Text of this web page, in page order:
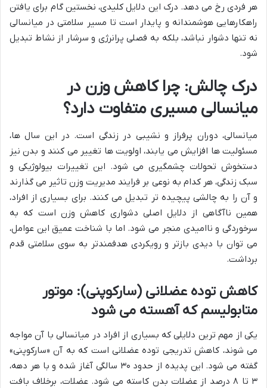
هر فردی رخ می دهد. درک این دلایل کلیدی، نخستین گام برای یافتن
راهکارهایی هوشمندانه و پایدار است تا مسیر سلامتی در میانسالی
نه تنها دشوار نباشد، بلکه به فصلی پرانرژی و سرشار از نشاط تبدیل
شود.
درک چالش: چرا کاهش وزن در
میانسالی مسیری متفاوت دارد؟
میانسالی، دوران پرفراز و نشیبی در زندگی است. در این سال ها،
مسئولیت ها افزایش می یابند، اولویت ها تغییر می کنند و بدن نیز
دستخوش تحولات چشمگیری می شود. این تغییرات بیولوژیکی و
سبک زندگی، هر کدام به نوعی بر فرایند مدیریت وزن تاثیر می گذارند
و آن را به چالشی پیچیده تر تبدیل می کنند. برای بسیاری از افراد،
همین ناآگاهی از دلایل اصلی دشواری کاهش وزن است که به
سرخوردگی و ناامیدی منجر می شود. اما با شناخت عمیق این عوامل،
می توان با دیدی بازتر و رویکردی هدفمندتر به سوی سلامتی قدم
برداشت.
کاهش توده عضلانی (سارکوپنی): موتور
متابولیسم که آهسته می شود
یکی از مهم ترین دلایلی که بسیاری از افراد در میانسالی با آن مواجه
می شوند، کاهش تدریجی توده عضلانی است که به آن «سارکوپنی»
گفته می شود. این پدیده از حدود ۳۰ سالگی آغاز شده و با هر دهه،
۳ تا ۸ درصد از عضلات بدن کاسته می شود. عضلات، برخلاف بافت